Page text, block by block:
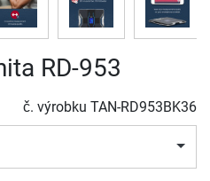
RD-953
č. výrobku TAN-RD953BK36